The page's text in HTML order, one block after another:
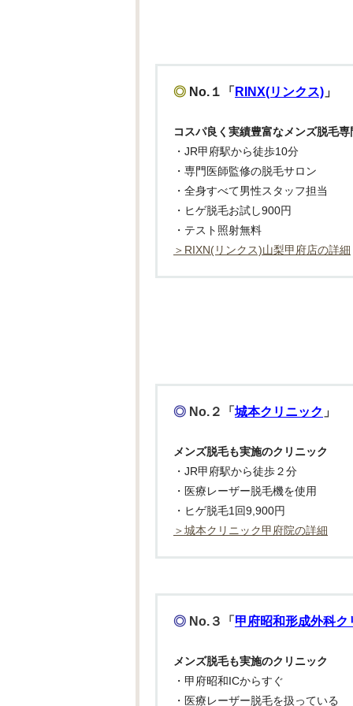
◎ No.１「 RINX(リンクス) 」
コスパ良く実績豊富なメンズ脱毛専
・JR甲府駅から徒歩10分
・専門医師監修の脱毛サロン
・全身すべて男性スタッフ担当
・ヒゲ脱毛お試し900円
・テスト照射無料
＞RIXN(リンクス)山梨甲府店の詳細
◎ No.２「 城本クリニック 」
メンズ脱毛も実施のクリニック
・JR甲府駅から徒歩２分
・医療レーザー脱毛機を使用
・ヒゲ脱毛1回9,900円
＞城本クリニック甲府院の詳細
◎ No.３「 甲府昭和形成外科ク
メンズ脱毛も実施のクリニック
・甲府昭和ICからすぐ
・医療レーザー脱毛を扱っている